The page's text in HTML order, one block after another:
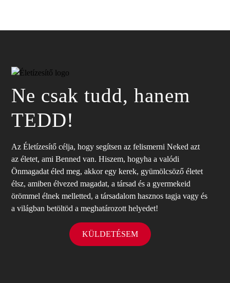
Ne csak tudd, hanem
TEDD!
Az Életízesítő célja, hogy segítsen az felismerni Neked azt
az életet, ami Benned van. Hiszem, hogyha a valódi
Önmagadat éled meg, akkor egy kerek, gyümölcsöző életet
élsz, amiben élvezed magadat, a társad és a gyermekeid
örömmel élnek melletted, a társadalom hasznos tagja vagy és
a világban betöltöd a meghatározott helyedet!
KÜLDETÉSEM